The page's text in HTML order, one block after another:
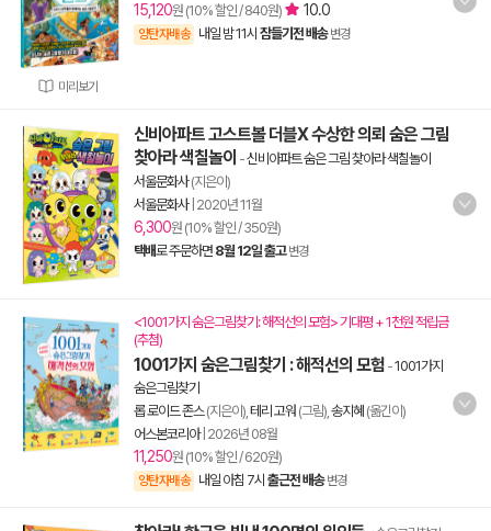
미리보기
15,120원 (10% 할인 / 840원) 10.0
양탄자배송 내일 밤 11시 잠들기전 배송 변경
신비아파트 고스트볼 더블X 수상한 의뢰 숨은 그림
찾아라 색칠놀이 -신비아파트 숨은 그림 찾아라 색칠놀이
서울문화사(지은이)
서울문화사| 2020년 11월
6,300원 (10% 할인 / 350원)
택배로 주문하면 8월 12일 출고 변경
<1001가지 숨은그림찾기: 해적선의 모험> 기대평 + 1천원 적립금
(추첨)
1001가지 숨은그림찾기 : 해적선의 모험 -1001가지
숨은그림찾기
롭 로이드 존스(지은이), 테리 고워 (그림), 송지혜 (옮긴이)
어스본코리아| 2026년 08월
11,250원 (10% 할인 / 620원)
양탄자배송 내일 아침 7시 출근전 배송 변경